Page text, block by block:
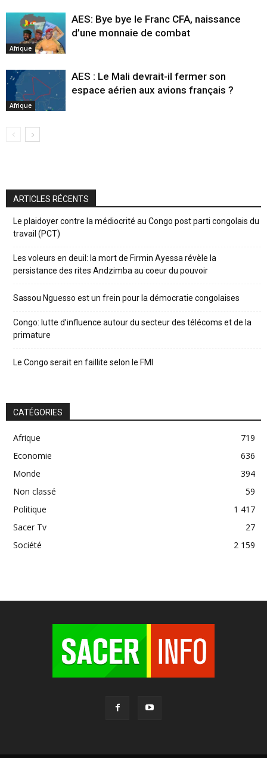
Afrique
AES: Bye bye le Franc CFA, naissance
d’une monnaie de combat
Afrique
AES : Le Mali devrait-il fermer son
espace aérien aux avions français ?
ARTICLES RÉCENTS
Le plaidoyer contre la médiocrité au Congo post parti congolais du
travail (PCT)
Les voleurs en deuil: la mort de Firmin Ayessa révèle la
persistance des rites Andzimba au coeur du pouvoir
Sassou Nguesso est un frein pour la démocratie congolaises
Congo: lutte d’influence autour du secteur des télécoms et de la
primature
Le Congo serait en faillite selon le FMI
CATÉGORIES
Afrique
719
Economie
636
Monde
394
Non classé
59
Politique
1 417
Sacer Tv
27
Société
2 159